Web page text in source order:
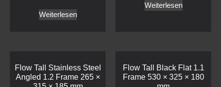
Weiterlesen
Weiterlesen
Flow Tall Stainless Steel
Angled 1.2 Frame 265 ×
Flow Tall Black Flat 1.1
Frame 530 × 325 × 180